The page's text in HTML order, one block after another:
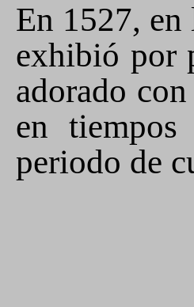
En 1527,
exhibió por
adorado
en
periodo de